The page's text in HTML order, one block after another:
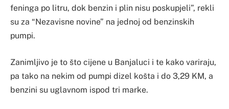
feninga po litru, dok benzin i plin nisu poskupjeli”, rekli
su za “Nezavisne novine” na jednoj od benzinskih
pumpi.
Zanimljivo je to što cijene u Banjaluci i te kako variraju,
pa tako na nekim od pumpi dizel košta i do 3,29 KM, a
benzini su uglavnom ispod tri marke.